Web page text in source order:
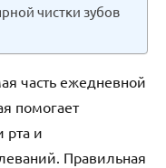
чистки зубов
часть ежедневной
помогает
рта и
Правильная